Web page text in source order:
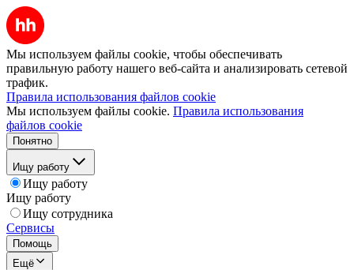
Мы используем файлы cookie, чтобы обеспечивать
правильную работу нашего веб-сайта и анализировать сетевой
трафик.
Правила использования файлов cookie
Мы используем файлы cookie. Правила использования
файлов cookie
Понятно
Ищу работу
Ищу работу
Ищу работу
Ищу сотрудника
Сервисы
Помощь
Ещё